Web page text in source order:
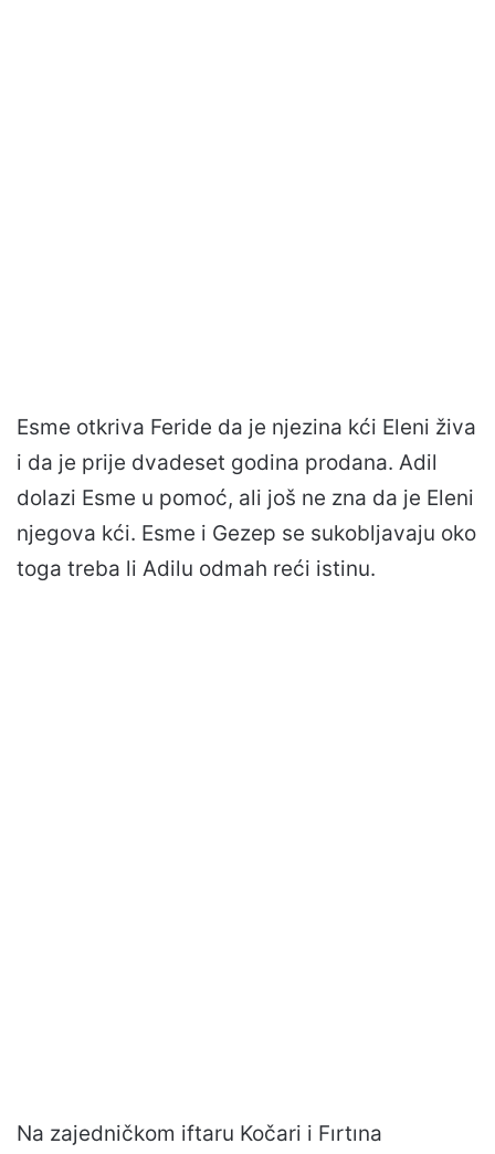
Esme otkriva Feride da je njezina kći Eleni živa
i da je prije dvadeset godina prodana. Adil
dolazi Esme u pomoć, ali još ne zna da je Eleni
njegova kći. Esme i Gezep se sukobljavaju oko
toga treba li Adilu odmah reći istinu.
Na zajedničkom iftaru Kočari i Fırtına